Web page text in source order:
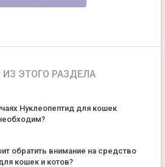
ЭТОГО РАЗДЕЛА
Нуклеопептид для кошек
обратить внимание на средство
кошек и котов?